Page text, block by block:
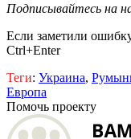
Подписывайтесь на
Если заметили
Ctrl+Enter
Теги: Украина,
Европа
Помочь проекту